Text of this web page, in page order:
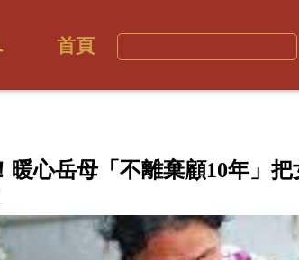
首頁
暖心岳母「不離棄顧10年」